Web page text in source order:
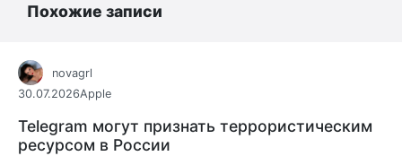
Похожие записи
novagrl
30.07.2026Apple
Telegram могут признать террористическим
ресурсом в России